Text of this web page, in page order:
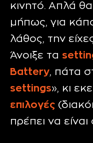
κινητό. Απλά
μήπως, για
λάθος, την
Άνοιξε τα
Battery, πάτα
settings», κι
επιλογές
πρέπει να είναι